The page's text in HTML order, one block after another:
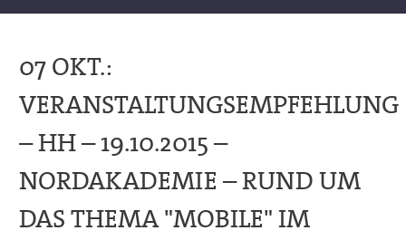
07 OKT.:
VERANSTALTUNGSEMPFEHLUNG
– HH – 19.10.2015 –
NORDAKADEMIE – RUND UM
DAS THEMA "MOBILE" IM